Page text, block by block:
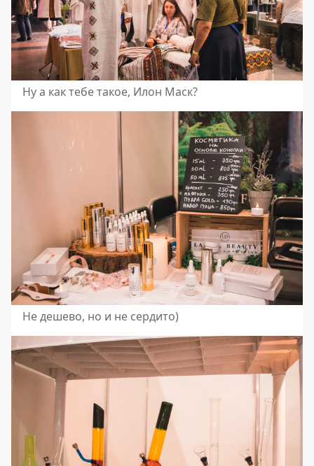
Ну а как тебе такое, Илон Маск?
Не дешево, но и не сердито)